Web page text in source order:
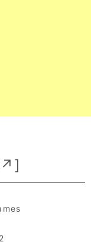
]